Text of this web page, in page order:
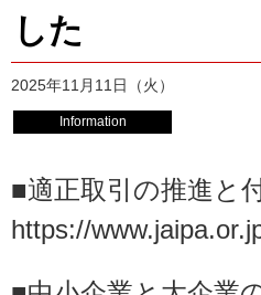
した
2025年11月11日（火）
Information
■適正取引の推進と
https://